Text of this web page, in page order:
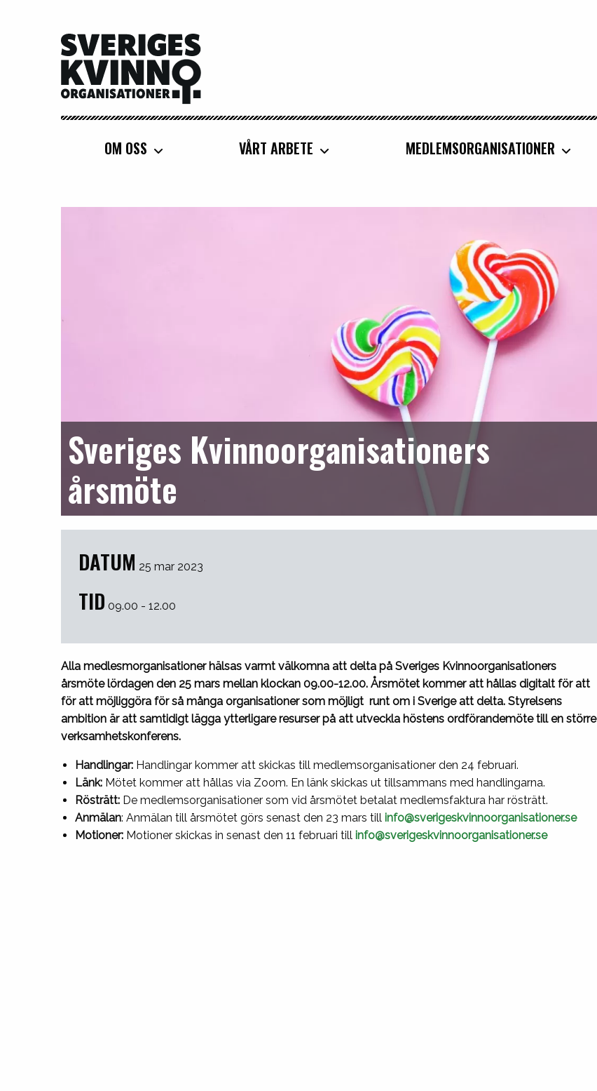
Sveriges Kvinnoorganisationer
OM OSS VÅRT ARBETE MEDLEMSORGANISATIONER
Sveriges Kvinnoorganisationers
årsmöte
DATUM 25 mar 2023
TID 09.00 - 12.00
Alla medlesmorganisationer hälsas varmt välkomna att delta på Sveriges Kvinnoorganisationers
årsmöte lördagen den 25 mars mellan klockan 09.00-12.00. Årsmötet kommer att hållas digitalt för att
för att möjliggöra för så många organisationer som möjligt runt om i Sverige att delta. Styrelsens
ambition är att samtidigt lägga ytterligare resurser på att utveckla höstens ordförandemöte till en större
verksamhetskonferens.
Handlingar: Handlingar kommer att skickas till medlemsorganisationer den 24 februari.
Länk: Mötet kommer att hållas via Zoom. En länk skickas ut tillsammans med handlingarna.
Rösträtt: De medlemsorganisationer som vid årsmötet betalat medlemsfaktura har rösträtt.
Anmälan: Anmälan till årsmötet görs senast den 23 mars till info@sverigeskvinnoorganisationer.se
Motioner: Motioner skickas in senast den 11 februari till info@sverigeskvinnoorganisationer.se